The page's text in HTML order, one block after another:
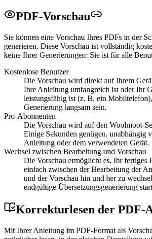
PDF-Vorschau
Sie können eine Vorschau Ihres PDFs in der
generieren. Diese Vorschau ist vollständig
keine Ihrer Generierungen: Sie ist für alle
Kostenlose Benutzer
Die Vorschau wird direkt auf Ihrem
Ihre Anleitung umfangreich ist oder Ihr
leistungsfähig ist (z. B. ein
Generierung langsam sein.
Pro-Abonnenten
Die Vorschau wird auf den Woolmoot-
Einige Sekunden genügen, unabhängig
Anleitung oder dem verwendeten Gerät.
Wechsel zwischen Bearbeitung und Vorschau
Die Vorschau ermöglicht es, Ihr fertiges
einfach zwischen der Bearbeitung der
und der Vorschau hin und her zu
endgültige Übersetzungsgenerierung
Korrekturlesen der PDF-
Mit Ihrer Anleitung im PDF-Format als